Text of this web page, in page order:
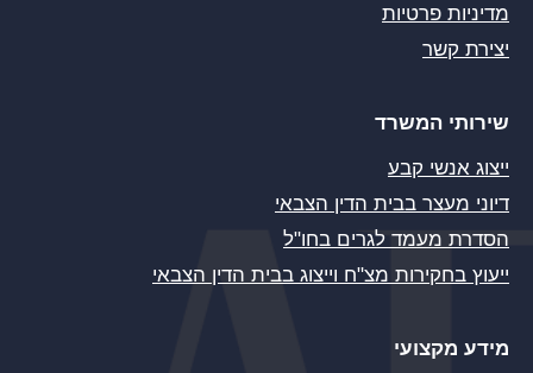
מדיניות פרטיות
יצירת קשר
שירותי המשרד
ייצוג אנשי קבע
דיוני מעצר בבית הדין הצבאי
הסדרת מעמד לגרים בחו"ל
ייעוץ בחקירות מצ"ח וייצוג בבית הדין הצבאי
מידע מקצועי